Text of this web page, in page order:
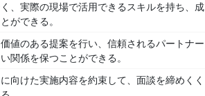
、実際の現場で活用できるスキルを持ち、成
ができる。
値のある提案を行い、信頼されるパートナー
関係を保つことができる。
向けた実施内容を約束して、面談を締めくく